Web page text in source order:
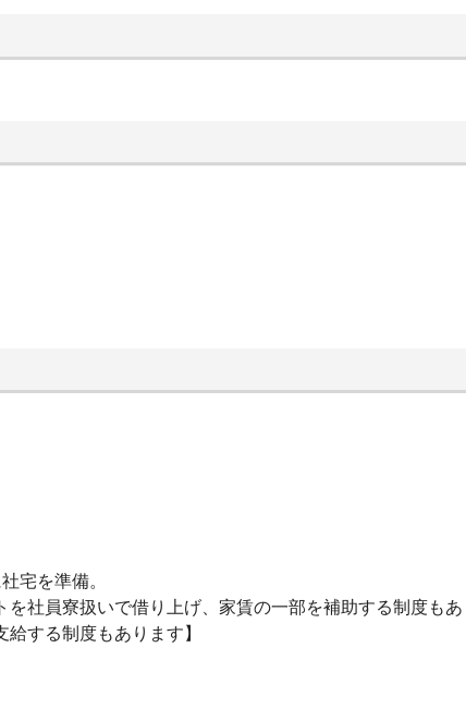
宅を準備。
社員寮扱いで借り上げ、家賃の一部を補助する制度も
する制度もあります】